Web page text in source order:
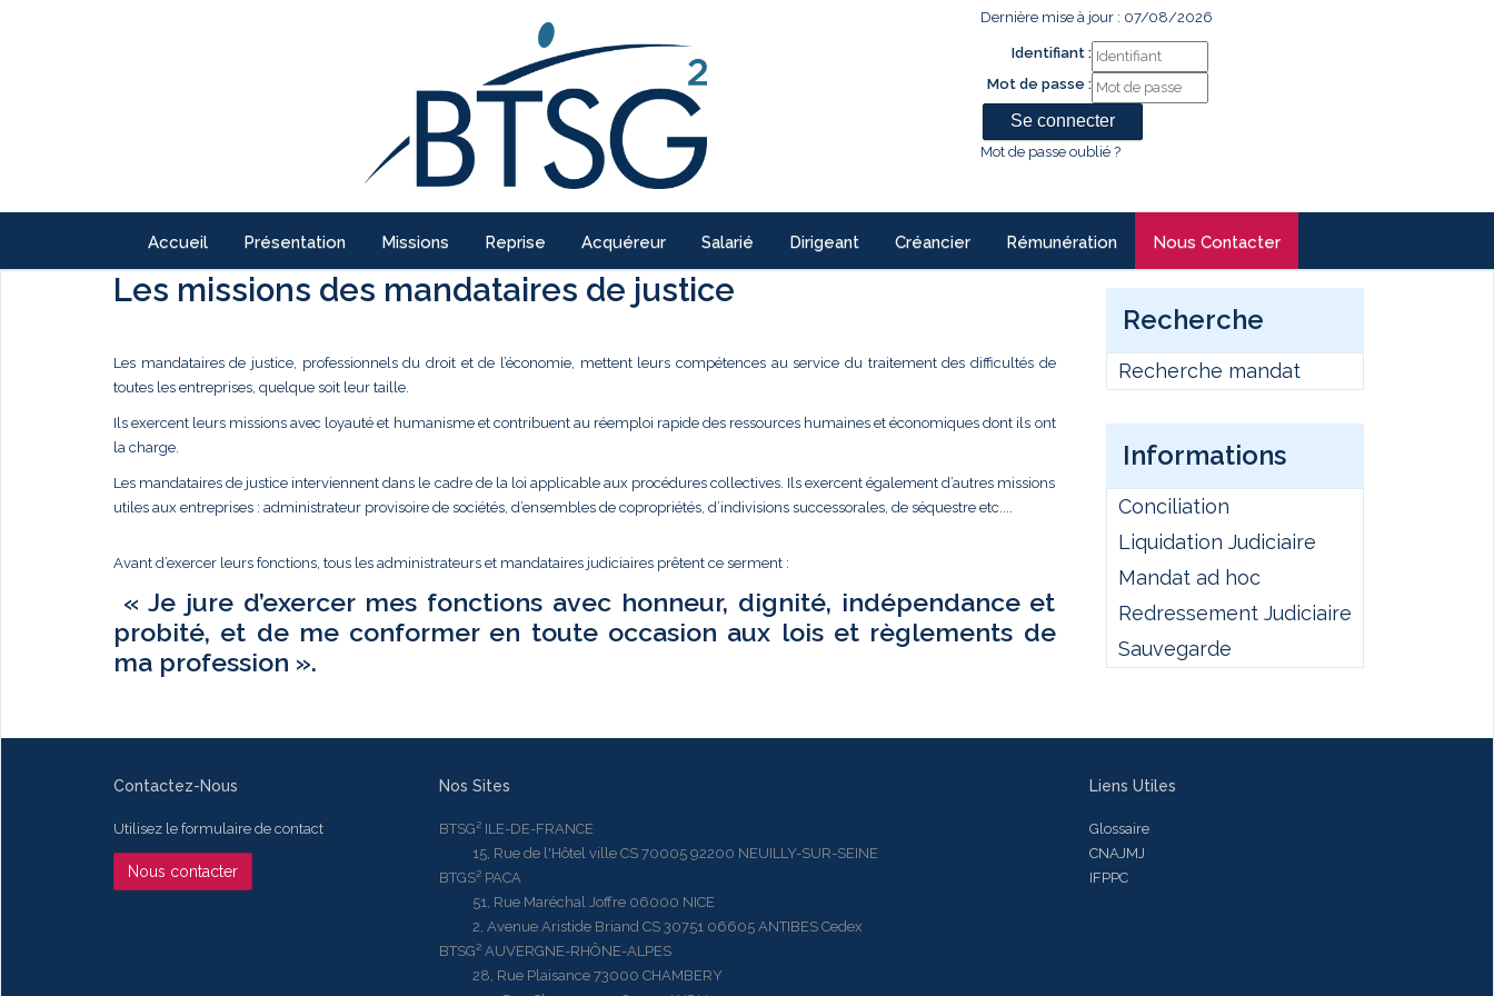
Dernière mise à jour : 07/08/2026
Identifiant :
Mot de passe :
Mot de passe oublié ?
Accueil Présentation Missions Reprise Acquéreur Salarié Dirigeant Créancier Rémunération Nous Contacter
Les missions des mandataires de justice
Les mandataires de justice, professionnels du droit et de l’économie, mettent leurs compétences au service du traitement des difficultés de
toutes les entreprises, quelque soit leur taille.
Ils exercent leurs missions avec loyauté et humanisme et contribuent au réemploi rapide des ressources humaines et économiques dont ils ont
la charge.
Les mandataires de justice interviennent dans le cadre de la loi applicable aux procédures collectives. Ils exercent également d’autres missions
utiles aux entreprises : administrateur provisoire de sociétés, d’ensembles de copropriétés, d’indivisions successorales, de séquestre etc....
Avant d’exercer leurs fonctions, tous les administrateurs et mandataires judiciaires prêtent ce serment :
« Je jure d’exercer mes fonctions avec honneur, dignité, indépendance et
probité, et de me conformer en toute occasion aux lois et règlements de
ma profession ».
Recherche
Recherche mandat
Informations
Conciliation
Liquidation Judiciaire
Mandat ad hoc
Redressement Judiciaire
Sauvegarde
Contactez-Nous
Utilisez le formulaire de contact
Nous contacter
Nos Sites
BTSG² ILE-DE-FRANCE
15, Rue de l'Hôtel ville CS 70005 92200 NEUILLY-SUR-SEINE
BTGS² PACA
51, Rue Maréchal Joffre 06000 NICE
2, Avenue Aristide Briand CS 30751 06605 ANTIBES Cedex
BTSG² AUVERGNE-RHÔNE-ALPES
28, Rue Plaisance 73000 CHAMBERY
Liens Utiles
Glossaire
CNAJMJ
IFPPC